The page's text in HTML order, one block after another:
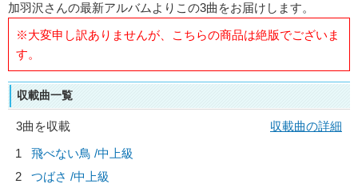
加羽沢さんの最新アルバムよりこの3曲をお届けします。
※大変申し訳ありませんが、こちらの商品は絶版でございま
す。
収載曲一覧
3曲を収載
収載曲の詳細
1
飛べない鳥 /中上級
2
つばさ /中上級